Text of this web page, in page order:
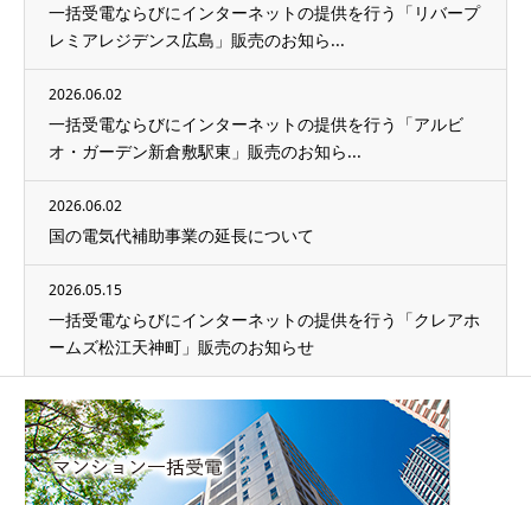
一括受電ならびにインターネットの提供を行う「リバープ
レミアレジデンス広島」販売のお知ら...
2026.06.02
一括受電ならびにインターネットの提供を行う「アルビ
オ・ガーデン新倉敷駅東」販売のお知ら...
2026.06.02
国の電気代補助事業の延長について
2026.05.15
一括受電ならびにインターネットの提供を行う「クレアホ
ームズ松江天神町」販売のお知らせ